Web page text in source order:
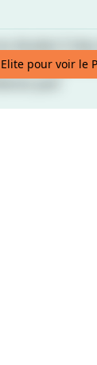
votre façon
pas!
pour voir le